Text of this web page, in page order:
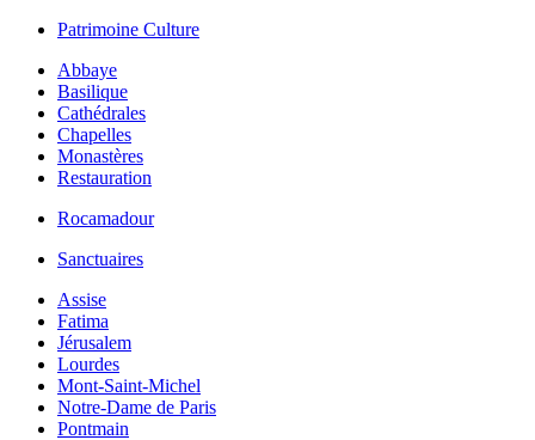
Patrimoine Culture
Abbaye
Basilique
Cathédrales
Chapelles
Monastères
Restauration
Rocamadour
Sanctuaires
Assise
Fatima
Jérusalem
Lourdes
Mont-Saint-Michel
Notre-Dame de Paris
Pontmain